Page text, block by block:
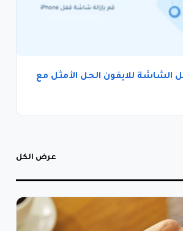
الشاشة للايفون الحل الأمثل مع
عرض الكل